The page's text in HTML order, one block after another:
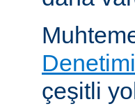
Denetimi
çeşitli